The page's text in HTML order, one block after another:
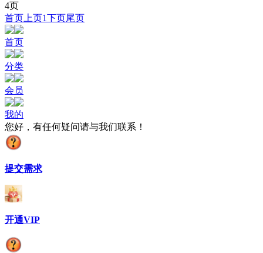
4页
首页 上页1下页尾页
首页
分类
会员
我的
您好，有任何疑问请与我们联系！
提交需求
开通VIP